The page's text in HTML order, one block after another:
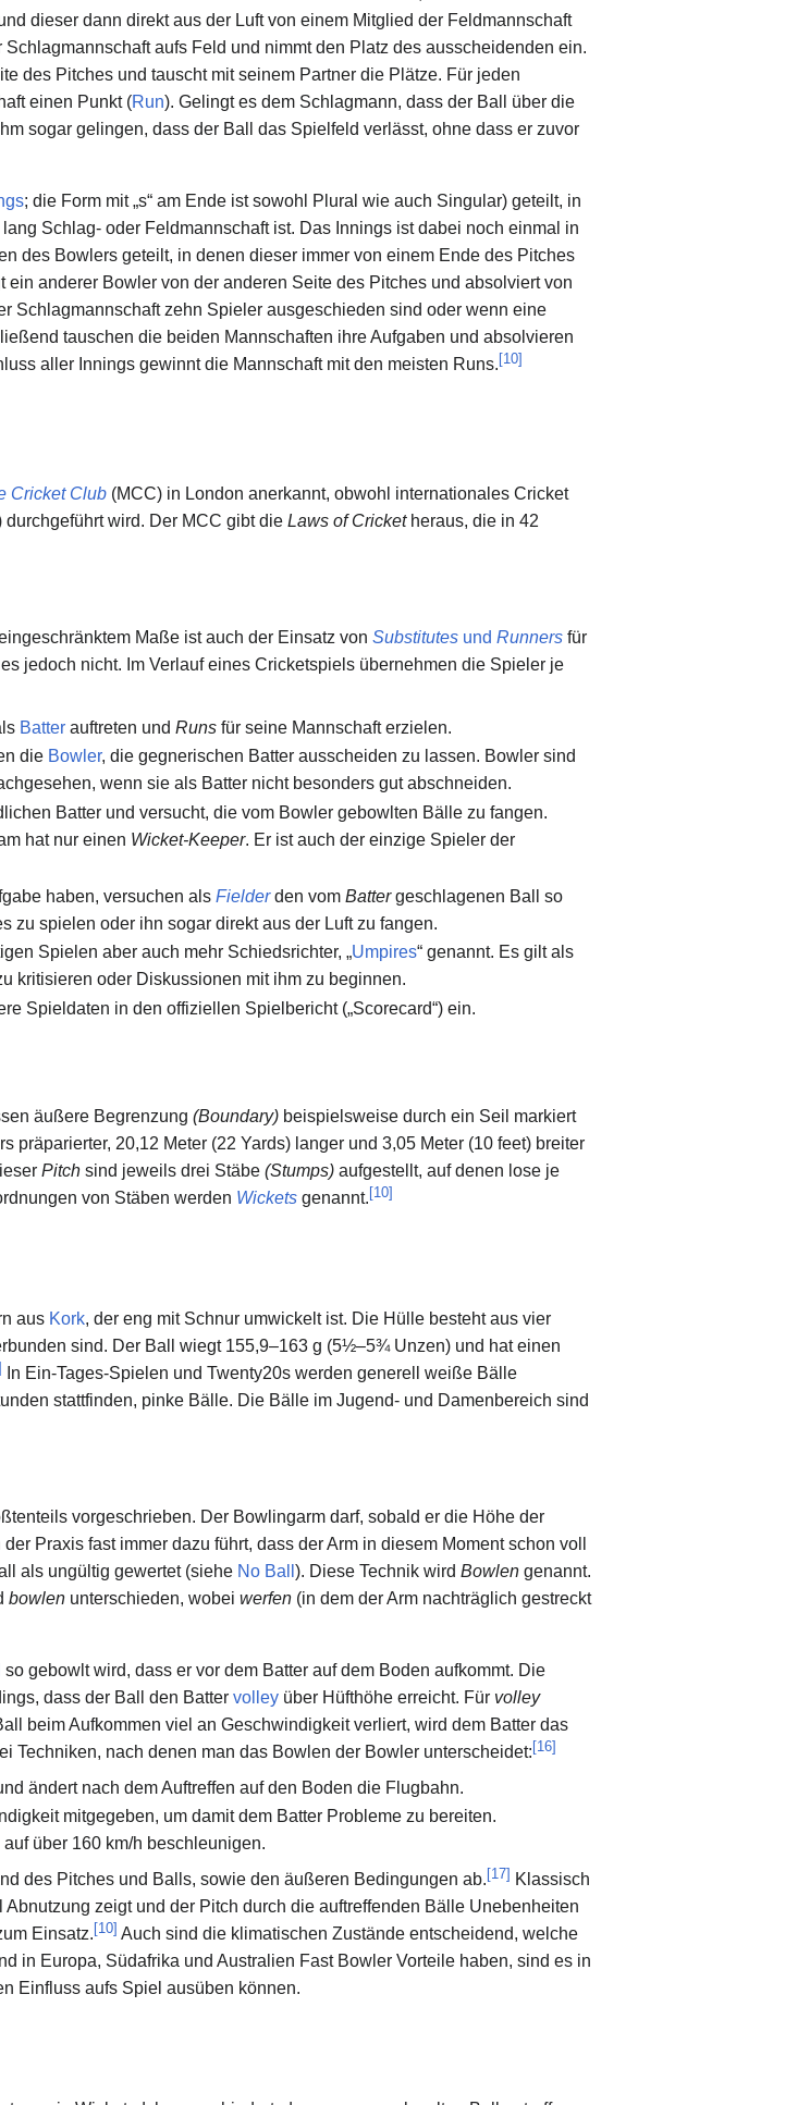
dieser dann direkt aus der Luft von einem Mitglied der Feldmannschaft
aufs Feld und nimmt den Platz des ausscheidenden ein.
des Pitches und tauscht mit seinem Partner die Plätze. Für jeden
einen Punkt (Run). Gelingt es dem Schlagmann, dass der Ball über die
sogar gelingen, dass der Ball das Spielfeld verlässt, ohne dass er zuvor
; die Form mit „s“ am Ende ist sowohl Plural wie auch Singular) geteilt, in
Schlag- oder Feldmannschaft ist. Das Innings ist dabei noch einmal in
des Bowlers geteilt, in denen dieser immer von einem Ende des Pitches
anderer Bowler von der anderen Seite des Pitches und absolviert von
Schlagmannschaft zehn Spieler ausgeschieden sind oder wenn eine
tauschen die beiden Mannschaften ihre Aufgaben und absolvieren
aller Innings gewinnt die Mannschaft mit den meisten Runs.[10]
Cricket Club (MCC) in London anerkannt, obwohl internationales Cricket
durchgeführt wird. Der MCC gibt die Laws of Cricketheraus, die in 42
Maße ist auch der Einsatz von Substitutes und Runners für
jedoch nicht. Im Verlauf eines Cricketspiels übernehmen die Spieler je
Batterauftreten und Runsfür seine Mannschaft erzielen.
die Bowler, die gegnerischen Batter ausscheiden zu lassen. Bowler sind
wenn sie als Batter nicht besonders gut abschneiden.
Batter und versucht, die vom Bowler gebowlten Bälle zu fangen.
hat nur einen Wicket-Keeper. Er ist auch der einzige Spieler der
haben, versuchen als Fielderden vom Battergeschlagenen Ball so
spielen oder ihn sogar direkt aus der Luft zu fangen.
Spielen aber auch mehr Schiedsrichter, „Umpires“ genannt. Es gilt als
kritisieren oder Diskussionen mit ihm zu beginnen.
Spieldaten in den offiziellen Spielbericht („Scorecard“) ein.
äußere Begrenzung (Boundary) beispielsweise durch ein Seil markiert
präparierter, 20,12 Meter (22 Yards) langer und 3,05 Meter (10 feet) breiter
Pitch sind jeweils drei Stäbe (Stumps) aufgestellt, auf denen lose je
von Stäben werden Wickets genannt.[10]
aus Kork, der eng mit Schnur umwickelt ist. Die Hülle besteht aus vier
sind. Der Ball wiegt 155,9–163 g (5½–5¾ Unzen) und hat einen
In Ein-Tages-Spielen und Twenty20s werden generell weiße Bälle
stattfinden, pinke Bälle. Die Bälle im Jugend- und Damenbereich sind
vorgeschrieben. Der Bowlingarm darf, sobald er die Höhe der
Praxis fast immer dazu führt, dass der Arm in diesem Moment schon voll
als ungültig gewertet (siehe No Ball ). Diese Technik wird Bowlen genannt.
bowlen unterschieden, wobei werfen (in dem der Arm nachträglich gestreckt
so gebowlt wird, dass er vor dem Batter auf dem Boden aufkommt. Die
dass der Ball den Batter volley über Hüfthöhe erreicht. Für volley
beim Aufkommen viel an Geschwindigkeit verliert, wird dem Batter das
Techniken, nach denen man das Bowlen der Bowler unterscheidet:[16]
ändert nach dem Auftreffen auf den Boden die Flugbahn.
mitgegeben, um damit dem Batter Probleme zu bereiten.
über 160 km/h beschleunigen.
des Pitches und Balls, sowie den äußeren Bedingungen ab. [17] Klassisch
zeigt und der Pitch durch die auftreffenden Bälle Unebenheiten
Einsatz. [10] Auch sind die klimatischen Zustände entscheidend, welche
in Europa, Südafrika und Australien Fast Bowler Vorteile haben, sind es in
Einfluss aufs Spiel ausüben können.